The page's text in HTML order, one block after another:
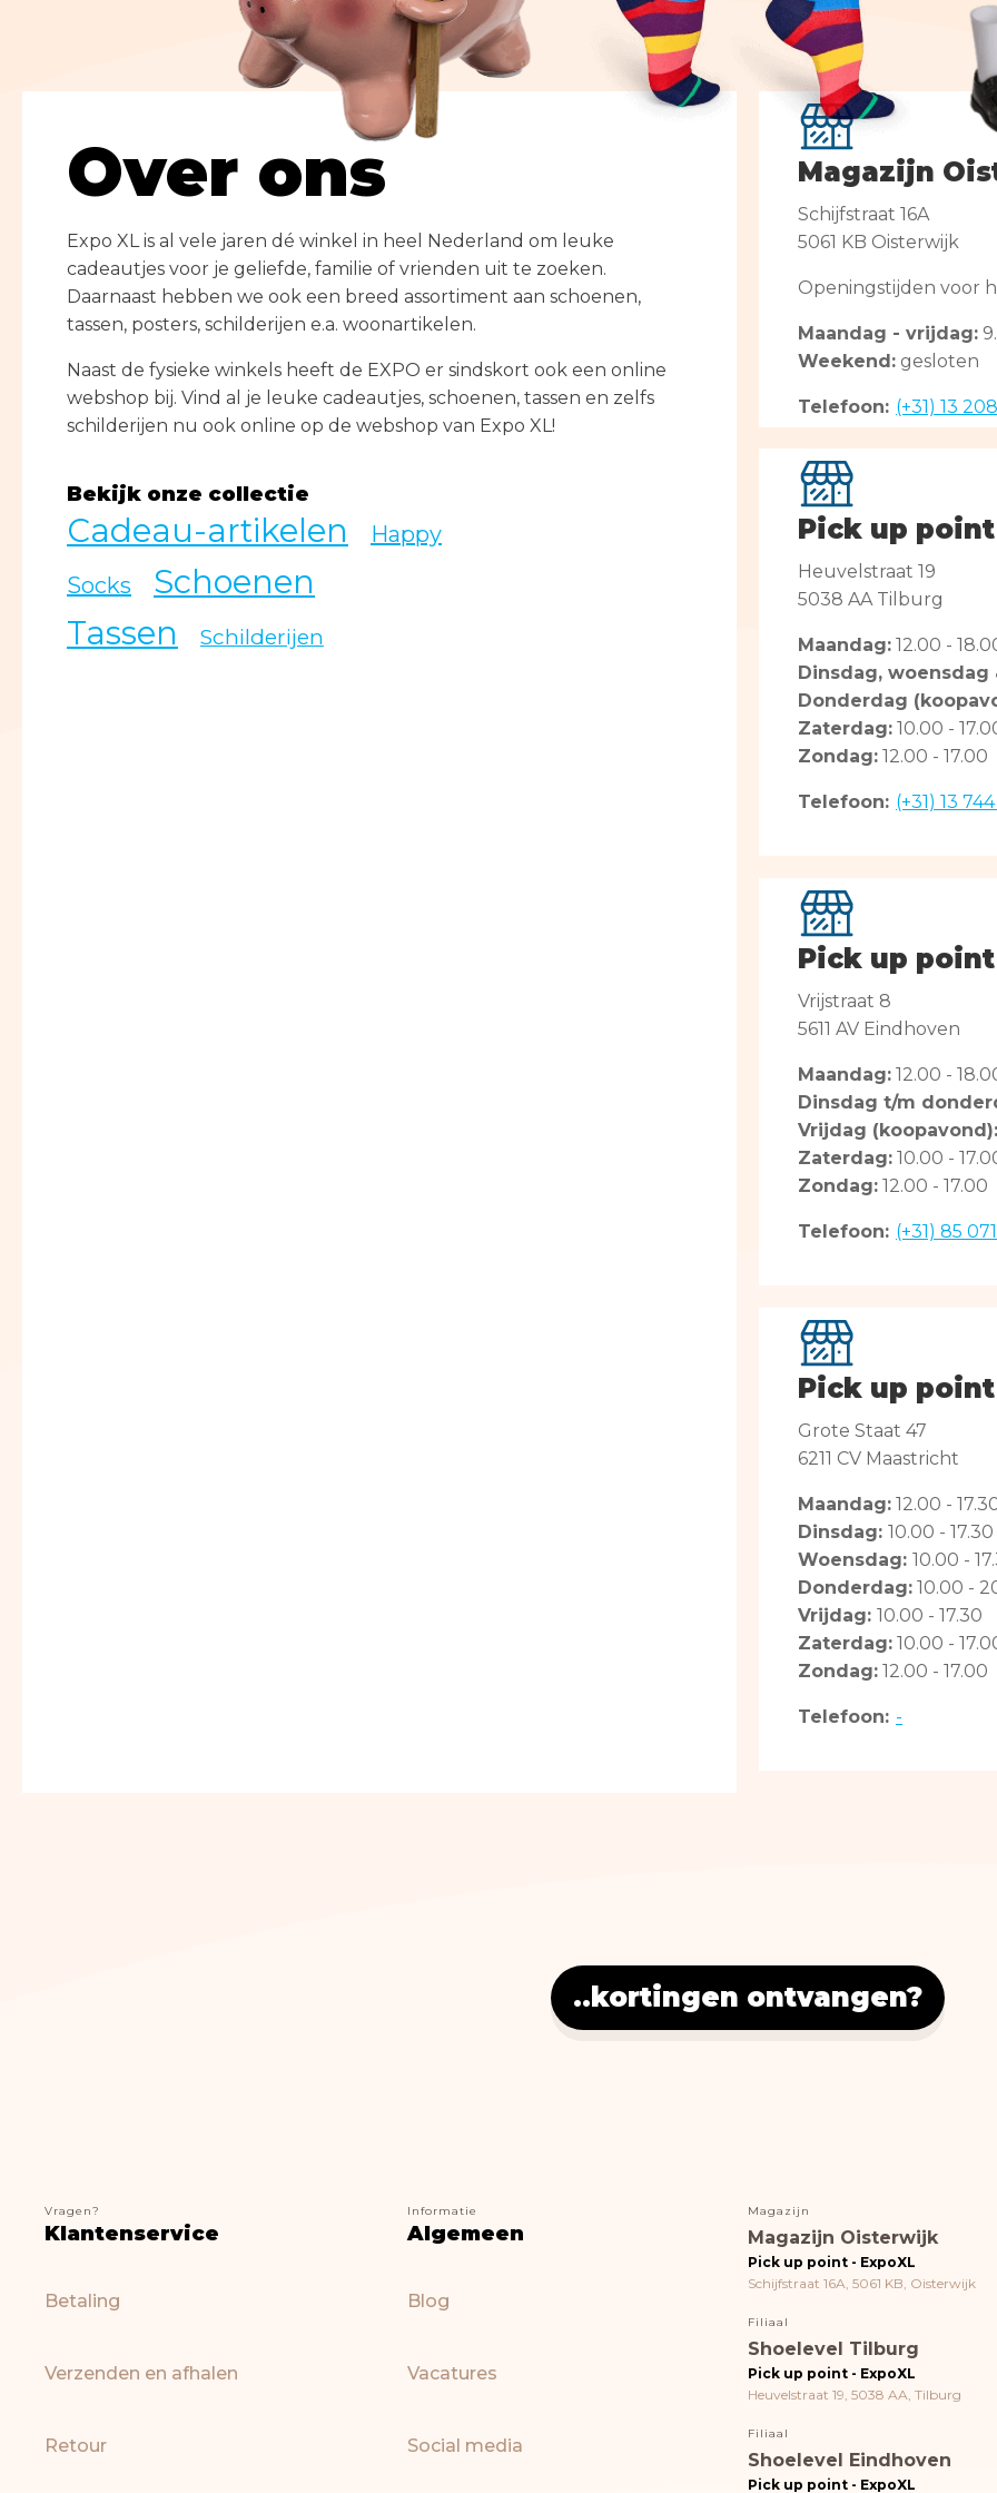
Fidgets
Fun
Gadgets
Geschenken
Happy Socks
Nostalgic Art
Overige
Posters
Wijnfleshouders
> ALLE GIFTS
50% korting op alles!
SHOP
Bestel 2 hamamdoeken voor €25,
inclusief gratis verzending!
> ALLE HAPPY SOCKS > ALLE SCHOENEN
2 Hamamdoeken voor 1
Bestel 2 hamamdoeken voor €25,
inclusief gratis verzending!
Klokken
SHOP
Over ons
Expo XL is al vele jaren dé winkel in heel Nederland om leuke
cadeautjes voor je geliefde, familie of vrienden uit te zoeken.
Daarnaast hebben we ook een breed assortiment aan schoenen,
tassen, posters, schilderijen e.a. woonartikelen.
Naast de fysieke winkels heeft de EXPO er sindskort ook een online
webshop bij. Vind al je leuke cadeautjes, schoenen, tassen en zelfs
schilderijen nu ook online op de webshop van Expo XL!
Bekijk onze collectie
Cadeau-artikelen
Happy
Socks
Schoenen
Tassen
Schilderijen
Magazijn
Schijfstraat 16A
5061 KB Oisterwijk
Openingstijden voor
Maandag - vrijdag:
Weekend: gesloten
Telefoon: (+31) 13
Pick up
Heuvelstraat 19
5038 AA Tilburg
Maandag: 12.00 -
Dinsdag, woensdag
Donderdag
Zaterdag: 10.00 -
Zondag: 12.00 - 17.00
Telefoon: (+31) 13
Pick up
Vrijstraat 8
5611 AV Eindhoven
Maandag: 12.00 -
Dinsdag t/m
Vrijdag (koopavond):
Zaterdag: 10.00 -
Zondag: 12.00 - 17.00
Telefoon: (+31) 85
Pick up
Grote Staat 47
6211 CV Maastricht
Maandag: 12.00 -
Dinsdag: 10.00 - 17.30
Woensdag: 10.00 -
Donderdag: 10.00 -
Vrijdag: 10.00 - 17.30
Zaterdag: 10.00 -
Zondag: 12.00 - 17.00
Telefoon: -
..kortingen ontvangen?
Vragen?
Klantenservice
Betaling
Verzenden en afhalen
Retour
Informatie
Algemeen
Blog
Vacatures
Social media
Magazijn
Magazijn Oisterwijk
Pick up point - ExpoXL
Schijfstraat 16A, 5061 KB, Oisterwijk
Filiaal
Shoelevel Tilburg
Pick up point - ExpoXL
Heuvelstraat 19, 5038 AA, Tilburg
Filiaal
Shoelevel Eindhoven
Pick up point - ExpoXL